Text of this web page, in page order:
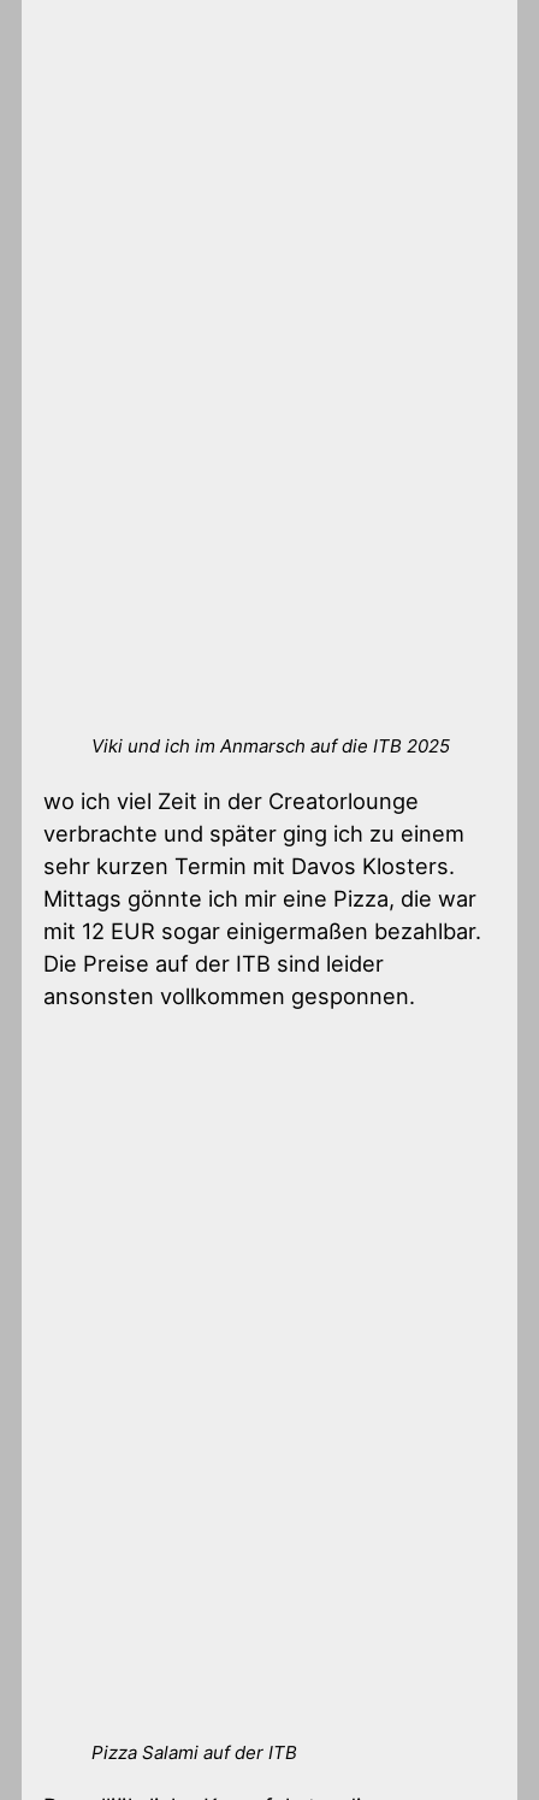
Viki und ich im Anmarsch auf die ITB 2025
wo ich viel Zeit in der Creatorlounge
verbrachte und später ging ich zu einem
sehr kurzen Termin mit Davos Klosters.
Mittags gönnte ich mir eine Pizza, die war
mit 12 EUR sogar einigermaßen bezahlbar.
Die Preise auf der ITB sind leider
ansonsten vollkommen gesponnen.
Pizza Salami auf der ITB